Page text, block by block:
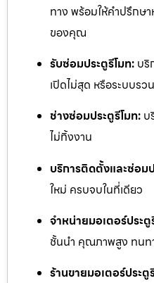
ทาง พร้อมให้คำปรึกษ
ของคุณ
รับซ่อมประตูรีโมท: บริ
เปิดไม่สุด หรือระบบรว
ช่างซ่อมประตูรีโมท: บ
ไม่ทิ้งงาน
บริการติดตั้งและซ่อม
ใหม่ ครบจบในที่เดียว
จำหน่ายมอเตอร์ประตู
ชั้นนำ คุณภาพสูง ทนท
ร้านขายมอเตอร์ประตู